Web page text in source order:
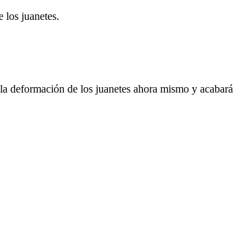
los juanetes.
deformación de los juanetes ahora mismo y